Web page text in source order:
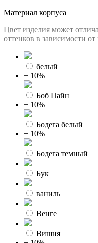
Материал корпуса
Цвет изделия может
оттенков в зависимости от
белый
+ 10%
Боб Пайн
+ 10%
Бодега белый
+ 10%
Бодега темный
Бук
ваниль
Венге
Вишня